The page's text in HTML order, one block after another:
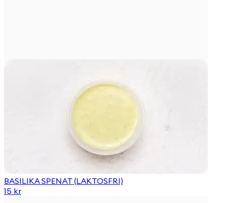
BASILIKA SPENAT (LAKTOSFRI)
15 kr